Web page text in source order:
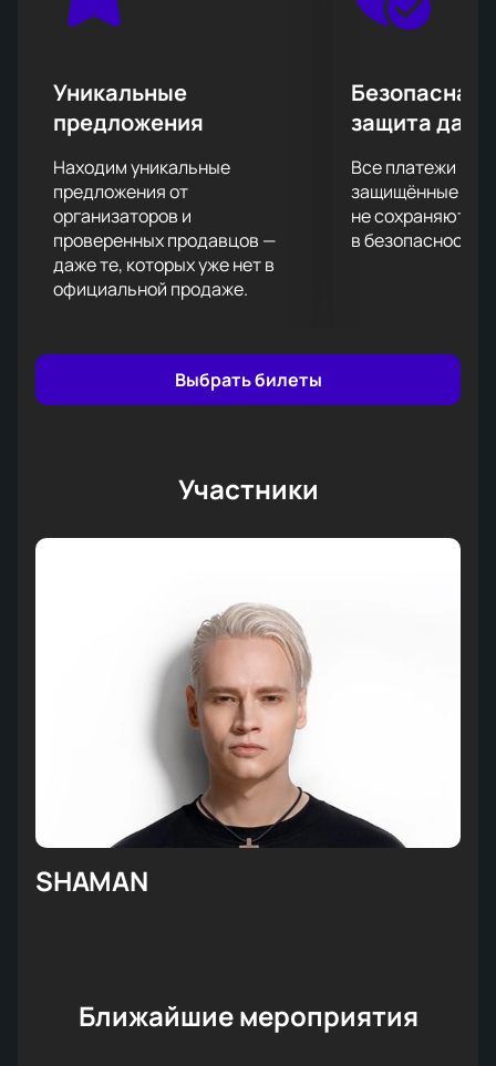
слушателям. На этот раз он собрал все громкие
России, чтобы подарить вам свое творчество
Успейте купить билеты на концерт SHAMAN’a в
Омске уже сейчас на нашем сайте. Менее, чем за
пять минут на указанной вами электронной почте
возникнут стопроцентно подлинные билеты,
которые в случае необходимости можно будет
обменять или же совершить их возврат. До
встречи!
Уникальные
предложения
Находим уникальные
предложения от
организаторов и
проверенных продавцов —
даже те, которых уже нет в
официальной продаже.
Безопасная
защита
Все платежи
защищённые
не сохраняются
в безопасности.
Выбрать билеты
Участники
SHAMAN
Ближайшие мероприятия